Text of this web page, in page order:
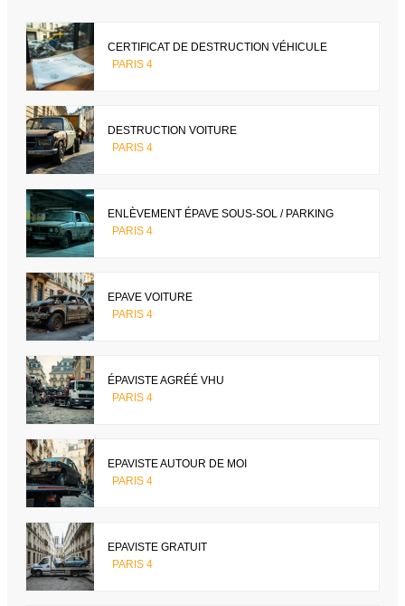
CERTIFICAT DE DESTRUCTION VÉHICULE
PARIS 4
DESTRUCTION VOITURE
PARIS 4
ENLÈVEMENT ÉPAVE SOUS-SOL / PARKING
PARIS 4
EPAVE VOITURE
PARIS 4
ÉPAVISTE AGRÉÉ VHU
PARIS 4
EPAVISTE AUTOUR DE MOI
PARIS 4
EPAVISTE GRATUIT
PARIS 4